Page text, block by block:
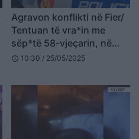
Agravon konflikti në Fier/
Tentuan të vra*in me
sëp*të 58-vjeçarin, në
pranga babai, në kërkim
schedule 10:30 / 25/05/2025